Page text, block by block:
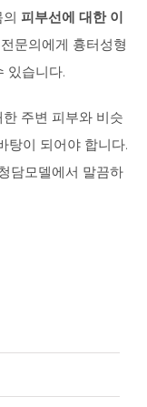
피부선에 대한 이
문의에게 흉터성형
있습니다.
주변 피부와 비슷
탕이 되어야 합니다.
담모델에서 말끔하